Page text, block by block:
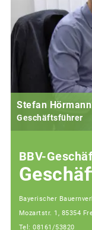
Stefan Hörmann
Geschäftsführer
BBV-
Bayerischer
Mozartstr. 1, 85354
Tel: 08161/53820